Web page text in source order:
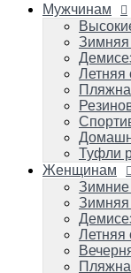
Зимние
Зимняя
Летняя
Детям
Успейте
Зимняя
Летняя
Мужчинам
Зимняя
Летняя
Туфли
Женщинам
Зимние
Зимняя
Летняя